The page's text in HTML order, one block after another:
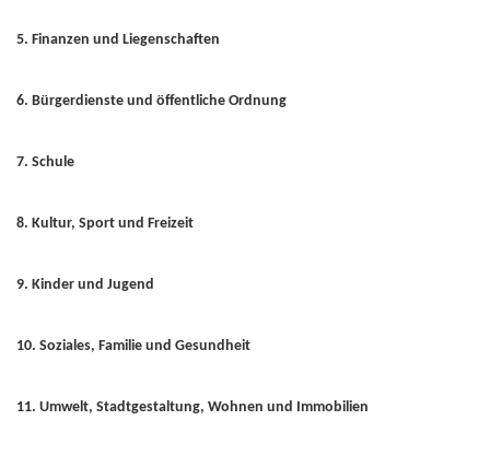
5. Finanzen und Liegenschaften
6. Bürgerdienste und öffentliche Ordnung
7. Schule
8. Kultur, Sport und Freizeit
9. Kinder und Jugend
10. Soziales, Familie und Gesundheit
11. Umwelt, Stadtgestaltung, Wohnen und Immobilien